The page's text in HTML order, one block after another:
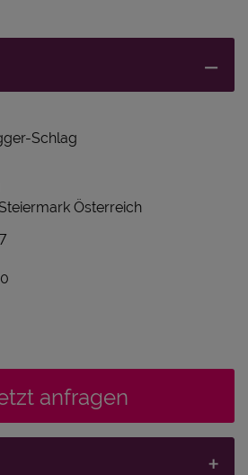
Schlag
Österreich
anfragen